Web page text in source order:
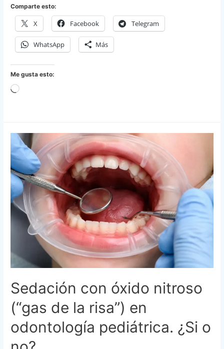
Comparte esto:
X Facebook Telegram
WhatsApp Más
Me gusta esto:
Cargando...
Sedación con óxido nitroso
(“gas de la risa”) en
odontología pediátrica. ¿Si o